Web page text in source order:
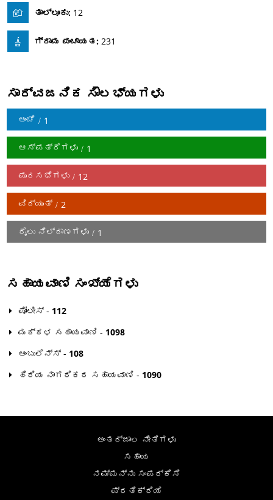
ತಾಲ್ಲೂಕು: 12
ಗ್ರಾಮ ಪಂಚಾಯತ: 231
ಸಾರ್ವಜನಿಕ ಸೌಲಭ್ಯಗಳು
1
ಅಂಚೆ
1
ಆಸ್ಪತ್ರೆಗಳು
12
ಪುರಸಭೆಗಳು
2
ವಿದ್ಯುತ್
1
ರೈಲು ನಿಲ್ದಾಣಗಳು
ಸಹಾಯವಾಣಿ ಸಂಖ್ಯೆಗಳು
ಪೋಲೀಸ್ - 112
ಮಕ್ಕಳ ಸಹಾಯವಾಣಿ - 1098
ಆಂಬುಲೆನ್ಸ್ - 108
ಹಿರಿಯ ನಾಗರಿಕರ ಸಹಾಯವಾಣಿ - 1090
ಅಂತರ್ಜಾಲ ನೀತಿಗಳು
ಸಹಾಯ
ನಮ್ಮನ್ನು ಸಂಪರ್ಕಿಸಿ
ಪ್ರತಿಕ್ರಿಯೆ